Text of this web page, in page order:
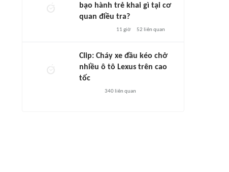
bạo hành trẻ khai gì tại cơ
quan điều tra?
11 giờ 52 liên quan
Clip: Cháy xe đầu kéo chở
nhiều ô tô Lexus trên cao
tốc
340liên quan